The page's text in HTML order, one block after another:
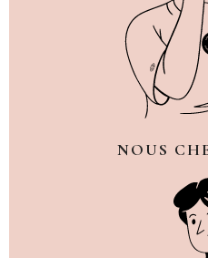
NOUS